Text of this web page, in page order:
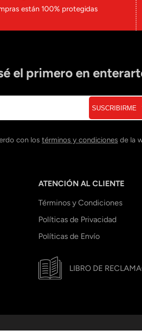
están 100% protegidas
el primero en
SUSCRIBIRME
con los términos y condiciones de la
ATENCIÓN AL CLIENTE
Términos y Condiciones
Políticas de Privacidad
Políticas de Envío
LIBRO DE